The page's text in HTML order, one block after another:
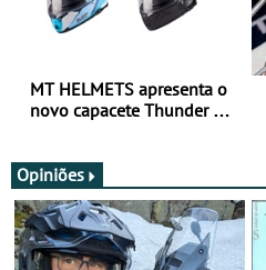
MT HELMETS apresenta o
novo capacete Thunder 4 R
Opiniões